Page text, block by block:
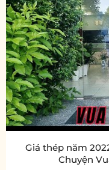
Giá thép năm
Chuyện